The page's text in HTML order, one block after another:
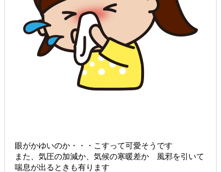
眼がかゆいのか・・・こすって可愛そうです
また、気圧の加減か、気候の寒暖差か 風邪を引いて
喘息が出るときも有ります